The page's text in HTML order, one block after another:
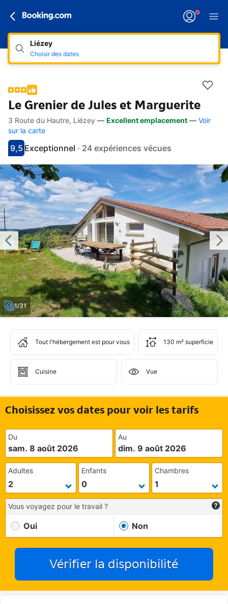
Liézey
Choisir des dates
Le Grenier de Jules et Marguerite
Accès rapides
Aller à la description
Aller aux équipements
Aller aux hébergements
Aller aux conditions
3 Route du Hautre, Liézey — Excellent emplacement — Voir
sur la carte
Avec une note de 9.5
9,5
exceptionnel
Exceptionnel · 24 expériences vécues
1/31
Tout l'hébergement est pour vous 130 m² superficie
Cuisine Vue
Choisissez vos dates pour voir les tarifs
Du
sam. 8 août 2026
Au
dim. 9 août 2026
Adultes Enfants Chambres
Vous voyagez pour le travail ?
Oui Non
Vérifier la disponibilité